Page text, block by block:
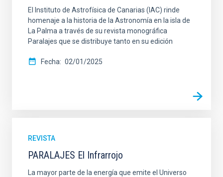
ORDENAR ORDEN
El Instituto de Astrofísica de Canarias (IAC) rinde
homenaje a la historia de la Astronomía en la isla de
La Palma a través de su revista monográfica
Paralajes que se distribuye tanto en su edición
Fecha 02/01/2025
REVISTA
PARALAJES El Infrarrojo
La mayor parte de la energía que emite el Universo